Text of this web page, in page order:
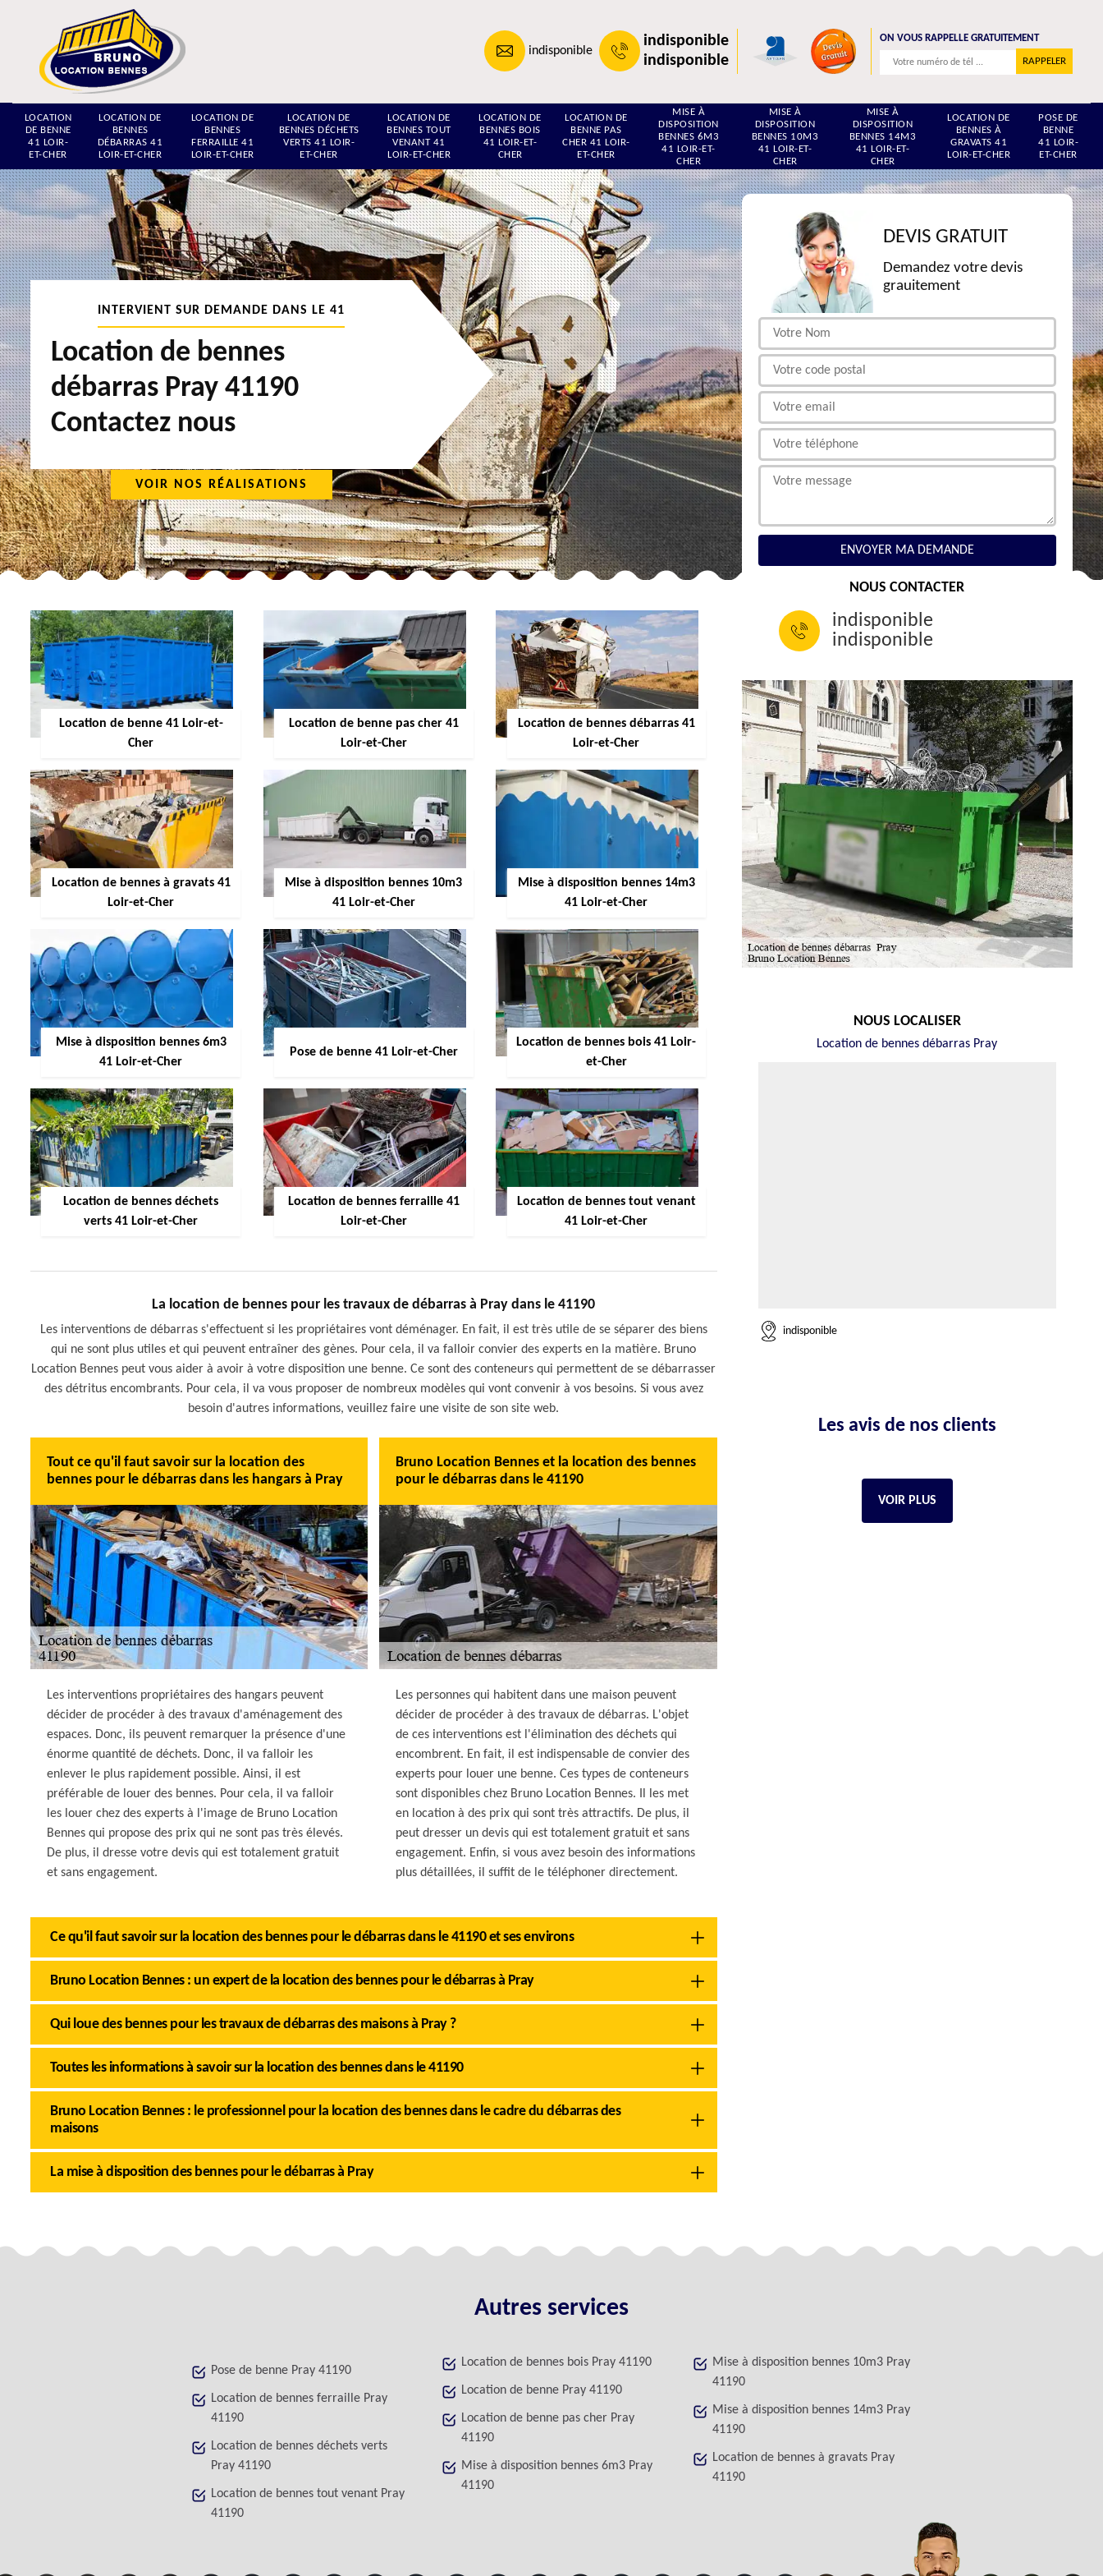
indisponible
indisponible
indisponible
ON VOUS RAPPELLE GRATUITEMENT
LOCATION
DE BENNE
41 LOIR-
ET-CHER
LOCATION DE
BENNES
DÉBARRAS 41
LOIR-ET-CHER
LOCATION DE
BENNES
FERRAILLE 41
LOIR-ET-CHER
LOCATION DE
BENNES DÉCHETS
VERTS 41 LOIR-
ET-CHER
LOCATION DE
BENNES TOUT
VENANT 41
LOIR-ET-CHER
LOCATION DE
BENNES BOIS
41 LOIR-ET-
CHER
LOCATION DE
BENNE PAS
CHER 41 LOIR-
ET-CHER
MISE À
DISPOSITION
BENNES 6M3
41 LOIR-ET-
CHER
MISE À
DISPOSITION
BENNES 10M3
41 LOIR-ET-
CHER
MISE À
DISPOSITION
BENNES 14M3
41 LOIR-ET-
CHER
LOCATION DE
BENNES À
GRAVATS 41
LOIR-ET-CHER
POSE DE
BENNE
41 LOIR-
ET-CHER
INTERVIENT SUR DEMANDE DANS LE 41
Location de bennes
débarras Pray 41190
Contactez nous
VOIR NOS RÉALISATIONS
Location de benne 41 Loir-et-
Cher
Location de benne pas cher 41
Loir-et-Cher
Location de bennes débarras 41
Loir-et-Cher
Location de bennes à gravats 41
Loir-et-Cher
Mise à disposition bennes 10m3
41 Loir-et-Cher
Mise à disposition bennes 14m3
41 Loir-et-Cher
Mise à disposition bennes 6m3
41 Loir-et-Cher
Pose de benne 41 Loir-et-Cher
Location de bennes bois 41 Loir-
et-Cher
Location de bennes déchets
verts 41 Loir-et-Cher
Location de bennes ferraille 41
Loir-et-Cher
Location de bennes tout venant
41 Loir-et-Cher
La location de bennes pour les travaux de débarras à Pray dans le 41190
Les interventions de débarras s'effectuent si les propriétaires vont déménager. En fait, il est très utile de se séparer des biens
qui ne sont plus utiles et qui peuvent entraîner des gènes. Pour cela, il va falloir convier des experts en la matière. Bruno
Location Bennes peut vous aider à avoir à votre disposition une benne. Ce sont des conteneurs qui permettent de se débarrasser
des détritus encombrants. Pour cela, il va vous proposer de nombreux modèles qui vont convenir à vos besoins. Si vous avez
besoin d'autres informations, veuillez faire une visite de son site web.
Tout ce qu'il faut savoir sur la location des
bennes pour le débarras dans les hangars à Pray
Les interventions propriétaires des hangars peuvent
décider de procéder à des travaux d'aménagement des
espaces. Donc, ils peuvent remarquer la présence d'une
énorme quantité de déchets. Donc, il va falloir les
enlever le plus rapidement possible. Ainsi, il est
préférable de louer des bennes. Pour cela, il va falloir
les louer chez des experts à l'image de Bruno Location
Bennes qui propose des prix qui ne sont pas très élevés.
De plus, il dresse votre devis qui est totalement gratuit
et sans engagement.
Bruno Location Bennes et la location des bennes
pour le débarras dans le 41190
Les personnes qui habitent dans une maison peuvent
décider de procéder à des travaux de débarras. L'objet
de ces interventions est l'élimination des déchets qui
encombrent. En fait, il est indispensable de convier des
experts pour louer une benne. Ces types de conteneurs
sont disponibles chez Bruno Location Bennes. Il les met
en location à des prix qui sont très attractifs. De plus, il
peut dresser un devis qui est totalement gratuit et sans
engagement. Enfin, si vous avez besoin des informations
plus détaillées, il suffit de le téléphoner directement.
Ce qu'il faut savoir sur la location des bennes pour le débarras dans le 41190 et ses environs
Bruno Location Bennes : un expert de la location des bennes pour le débarras à Pray
Qui loue des bennes pour les travaux de débarras des maisons à Pray ?
Toutes les informations à savoir sur la location des bennes dans le 41190
Bruno Location Bennes : le professionnel pour la location des bennes dans le cadre du débarras des
maisons
La mise à disposition des bennes pour le débarras à Pray
DEVIS GRATUIT
Demandez votre devis
grauitement
NOUS CONTACTER
indisponible
indisponible
NOUS LOCALISER
Location de bennes débarras Pray
indisponible
Les avis de nos clients
VOIR PLUS
Autres services
Pose de benne Pray 41190
Location de bennes ferraille Pray
41190
Location de bennes déchets verts
Pray 41190
Location de bennes tout venant Pray
41190
Location de bennes bois Pray 41190
Location de benne Pray 41190
Location de benne pas cher Pray
41190
Mise à disposition bennes 6m3 Pray
41190
Mise à disposition bennes 10m3 Pray
41190
Mise à disposition bennes 14m3 Pray
41190
Location de bennes à gravats Pray
41190